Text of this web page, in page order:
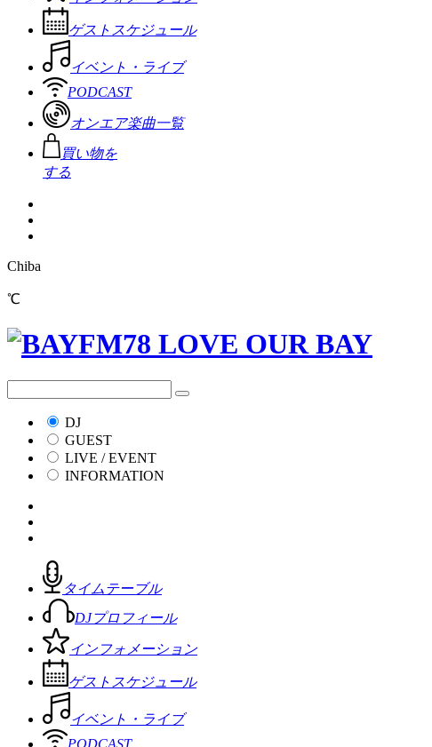
ゲストスケジュール
イベント・ライブ
PODCAST
オンエア楽曲一覧
買い物を
する
Chiba
℃
DJ
GUEST
LIVE / EVENT
INFORMATION
タイムテーブル
DJプロフィール
インフォメーション
ゲストスケジュール
イベント・ライブ
PODCAST